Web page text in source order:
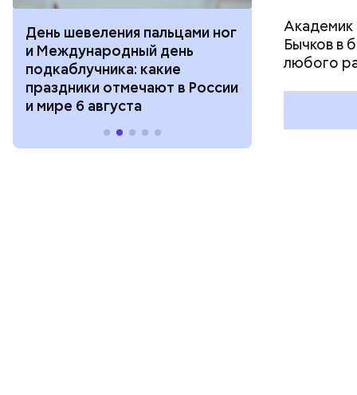
День шевеления пальцами ног
и Международный день
подкаблучника: какие
праздники отмечают в России
и мире 6 августа
День
горизонта
курсанта:
отмечают в
Академик
Бычков в
любого